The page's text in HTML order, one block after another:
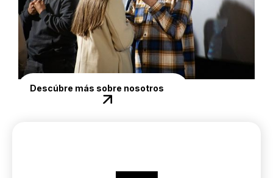
Descúbre más sobre nosotros